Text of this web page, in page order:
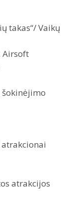
takas“/ Vaikų
Airsoft
atrakcijos